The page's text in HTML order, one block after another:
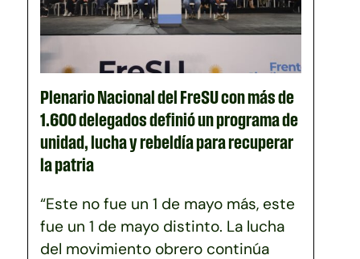
Plenario Nacional del FreSU con más de
1.600 delegados definió un programa de
unidad, lucha y rebeldía para recuperar
la patria
“Este no fue un 1 de mayo más, este
fue un 1 de mayo distinto. La lucha
del movimiento obrero continúa